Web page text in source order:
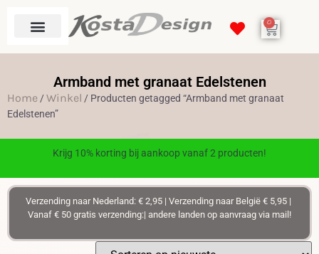
0
Armband met granaat Edelstenen
Home /Winkel / Producten getagged “Armband met granaat
Edelstenen”
Krijg 10% korting bij aankoop vanaf 2 producten!
Verzending naar Nederland: € 2,95 | Verzending naar België € 5,95 |
Vanaf € 50 gratis verzending:| andere landen op aanvraag via mail!